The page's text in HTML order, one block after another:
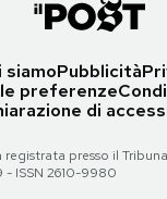
siamoPubblicità
preferenze
di
registrata presso il
ISSN 2610-9980